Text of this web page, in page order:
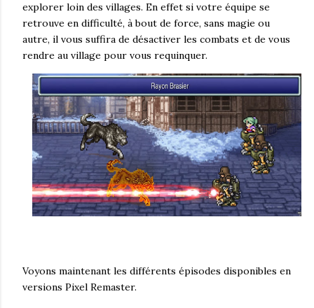
explorer loin des villages. En effet si votre équipe se
retrouve en difficulté, à bout de force, sans magie ou
autre, il vous suffira de désactiver les combats et de vous
rendre au village pour vous requinquer.
Voyons maintenant les différents épisodes disponibles en
versions Pixel Remaster.